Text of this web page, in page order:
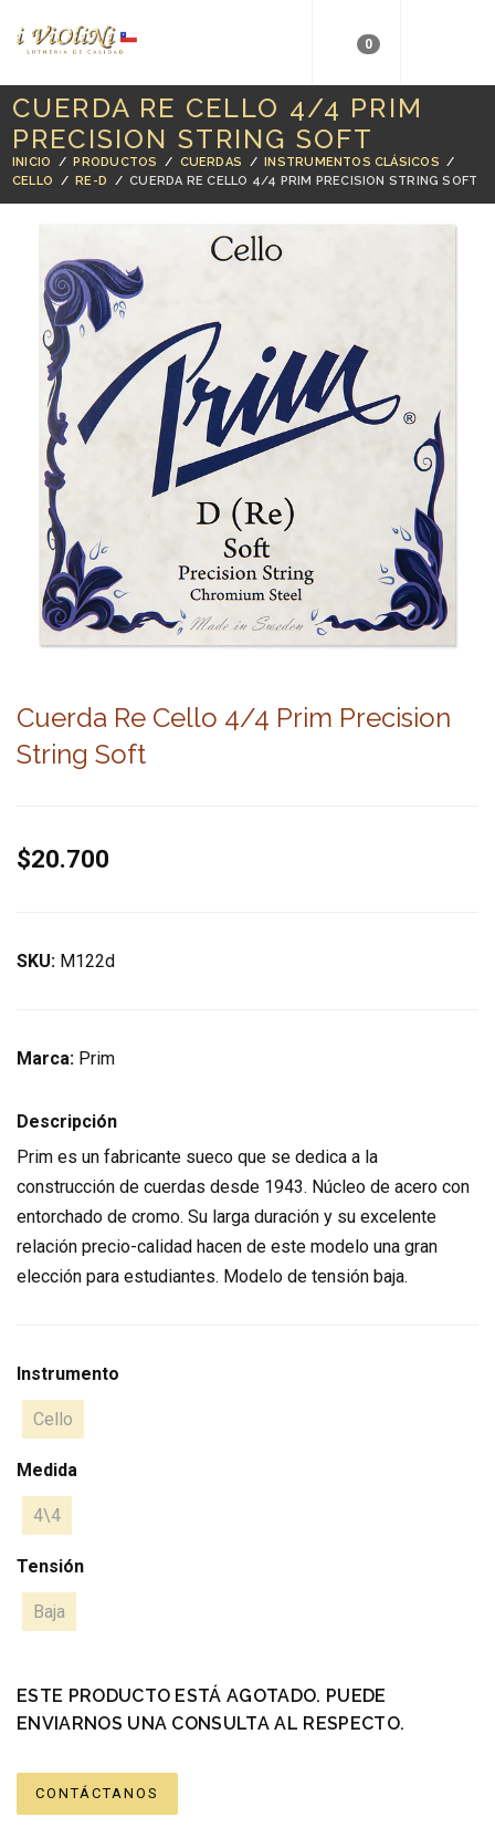
0
CUERDA RE CELLO 4/4 PRIM
PRECISION STRING SOFT
INICIO /PRODUCTOS / CUERDAS /INSTRUMENTOS CLÁSICOS /
CELLO /RE-D /CUERDA RE CELLO 4/4 PRIM PRECISION STRING SOFT
Cuerda Re Cello 4/4 Prim Precision
String Soft
$20.700
SKU: M122d
Marca: Prim
Descripción
Prim es un fabricante sueco que se dedica a la
construcción de cuerdas desde 1943. Núcleo de acero con
entorchado de cromo. Su larga duración y su excelente
relación precio-calidad hacen de este modelo una gran
elección para estudiantes. Modelo de tensión baja.
Instrumento
Cello
Medida
4\4
Tensión
Baja
ESTE PRODUCTO ESTÁ AGOTADO. PUEDE
ENVIARNOS UNA CONSULTA AL RESPECTO.
CONTÁCTANOS